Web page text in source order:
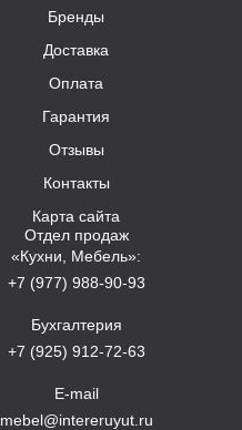
Бренды
Доставка
Оплата
Гарантия
Отзывы
Контакты
Карта сайта
Отдел продаж
«Кухни, Мебель»:
+7 (977) 988-90-93
Бухгалтерия
+7 (925) 912-72-63
E-mail
mebel@intereruyut.ru